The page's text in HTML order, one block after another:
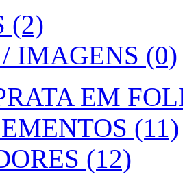
(2)
IMAGENS (0)
EM
(11)
(12)